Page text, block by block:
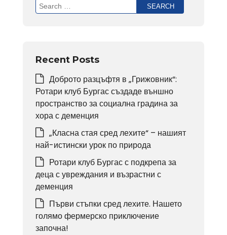
Search
for:
Recent Posts
Доброто разцъфтя в „Грижовник“:
Ротари клуб Бургас създаде външно
пространство за социална градина за
хора с деменция
„Класна стая сред лехите“ – нашият
най-истински урок по природа
Ротари клуб Бургас с подкрепа за
деца с увреждания и възрастни с
деменция
Първи стъпки сред лехите. Нашето
голямо фермерско приключение
започна!